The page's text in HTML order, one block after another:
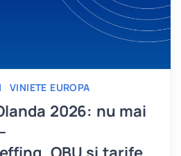
VINIETE EUROPA
2026: nu mai